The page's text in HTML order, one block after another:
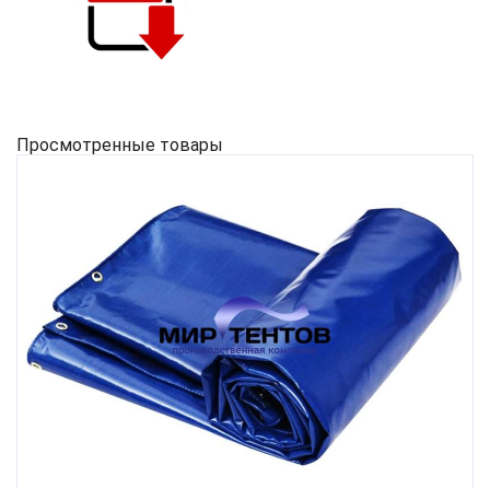
Просмотренные товары